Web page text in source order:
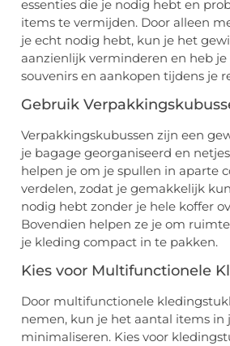
essenties die je nodig hebt en
items te vermijden. Door alleen
je echt nodig hebt, kun je het
aanzienlijk verminderen en heb
souvenirs en aankopen tijdens je
Gebruik
Verpakkingskubussen zijn een
je bagage georganiseerd en
helpen je om je spullen in aparte
verdelen, zodat je gemakkelijk
nodig hebt zonder je hele koffer
Bovendien helpen ze je om
je kleding compact in te pakken.
Kies voor Multifunctionele
Door multifunctionele
nemen, kun je het aantal items in
minimaliseren. Kies voor